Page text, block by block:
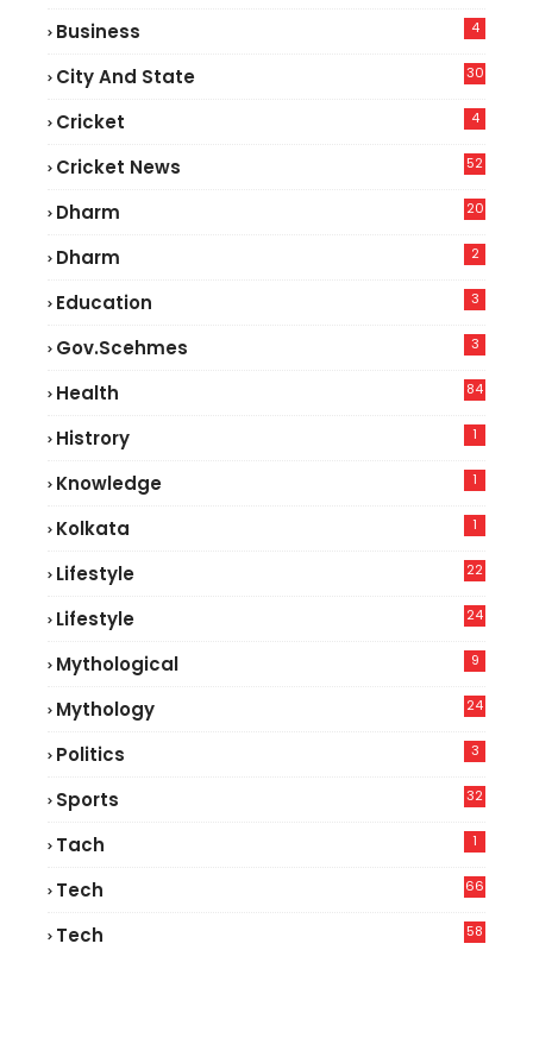
Business 4
City And State 30
Cricket 4
Cricket News
52
Dharm 20
Dharm 2
Education 3
Gov.scehmes 3
Health
84
Histrory 1
Knowledge 1
Kolkata 1
Lifestyle
22
Lifestyle
24
Mythological 9
Mythology 24
Politics 3
Sports 32
Tach 1
Tech
66
Tech
58